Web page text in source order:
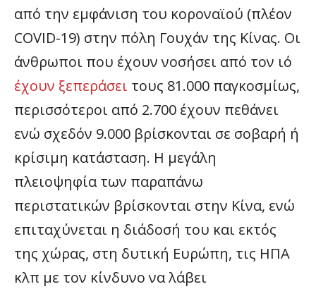
από την εμφάνιση του κοροναϊού (πλέον
COVID-19) στην πόλη Γουχάν της Κίνας. Οι
άνθρωποι που έχουν νοσήσει από τον ιό
έχουν ξεπεράσει τους 81.000 παγκοσμίως,
περισσότεροι από 2.700 έχουν πεθάνει
ενώ σχεδόν 9.000 βρίσκονται σε σοβαρή ή
κρίσιμη κατάσταση. Η μεγάλη
πλειοψηφία των παραπάνω
περιστατικών βρίσκονται στην Κίνα, ενώ
επιταχύνεται η διάδοσή του και εκτός
της χώρας, στη δυτική Ευρώπη, τις ΗΠΑ
κλπ με τον κίνδυνο να λάβει